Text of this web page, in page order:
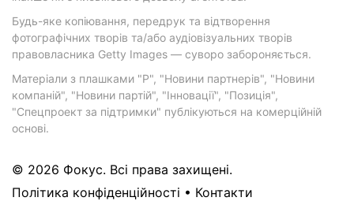
Будь-яке копіювання, передрук та відтворення
фотографічних творів та/або аудіовізуальних творів
правовласника Getty Images — суворо забороняється.
Матеріали з плашками "Р", "Новини партнерів", "Новини
компаній", "Новини партій", "Інновації", "Позиція",
"Спецпроект за підтримки" публікуються на комерційній
основі.
© 2026 Фокус. Всі права захищені.
Політика конфіденційності • Контакти